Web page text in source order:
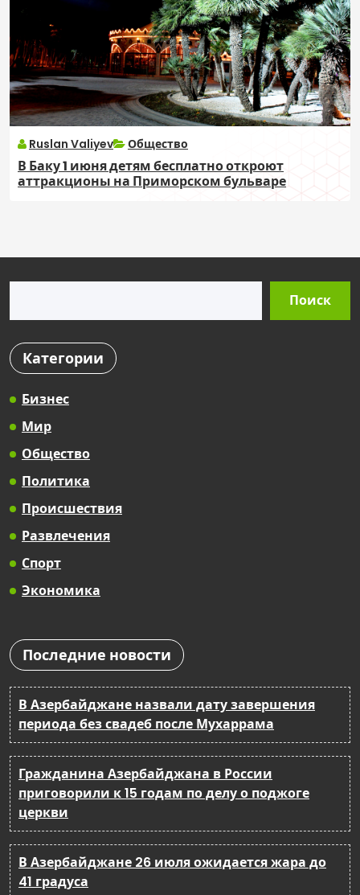
Ruslan Valiyev Общество
В Баку 1 июня детям бесплатно откроют
аттракционы на Приморском бульваре
Поиск
Категории
Бизнес
Мир
Общество
Политика
Происшествия
Развлечения
Спорт
Экономика
Последние новости
В Азербайджане назвали дату завершения
периода без свадеб после Мухаррама
Гражданина Азербайджана в России
приговорили к 15 годам по делу о поджоге
церкви
В Азербайджане 26 июля ожидается жара до
41 градуса